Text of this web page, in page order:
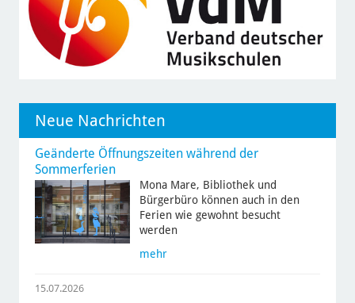
Neue Nachrichten
Geänderte Öffnungszeiten während der
Sommerferien
Mona Mare, Bibliothek und
Bürgerbüro können auch in den
Ferien wie gewohnt besucht
werden
mehr
15.07.2026